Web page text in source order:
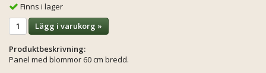
Finns i lager
Lägg i varukorg »
Produktbeskrivning:
Panel med blommor 60 cm bredd.